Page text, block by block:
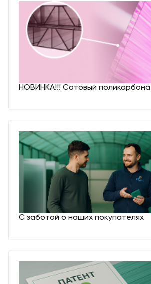
НОВИНКА!!! Сотовый
С заботой о наших покупателях